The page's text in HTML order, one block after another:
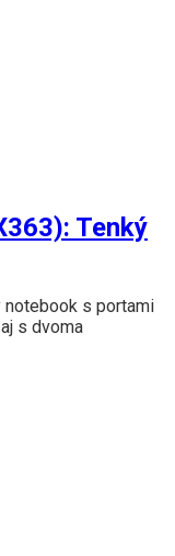
Tenký
notebook s portami
s dvoma